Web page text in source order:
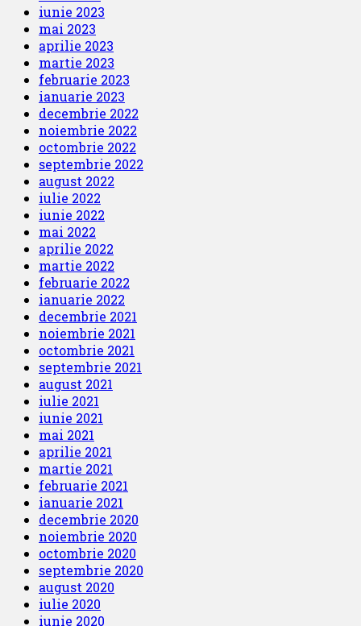
iunie 2023
mai 2023
aprilie 2023
martie 2023
februarie 2023
ianuarie 2023
decembrie 2022
noiembrie 2022
octombrie 2022
septembrie 2022
august 2022
iulie 2022
iunie 2022
mai 2022
aprilie 2022
martie 2022
februarie 2022
ianuarie 2022
decembrie 2021
noiembrie 2021
octombrie 2021
septembrie 2021
august 2021
iulie 2021
iunie 2021
mai 2021
aprilie 2021
martie 2021
februarie 2021
ianuarie 2021
decembrie 2020
noiembrie 2020
octombrie 2020
septembrie 2020
august 2020
iulie 2020
iunie 2020